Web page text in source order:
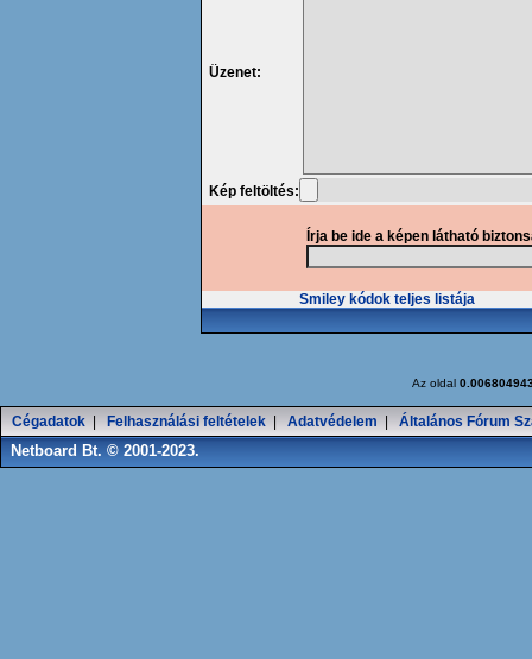
Üzenet:
Kép feltöltés:
Írja be ide a képen látható
Smiley kódok teljes listája
Az oldal
Cégadatok Felhasználási feltételek Adatvédelem Általános Fórum
Netboard Bt. © 2001-2023.